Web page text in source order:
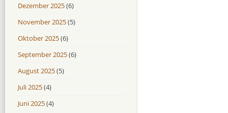
Dezember 2025(6)
November 2025(5)
Oktober 2025(6)
September 2025(6)
August 2025(5)
Juli 2025(4)
Juni 2025(4)